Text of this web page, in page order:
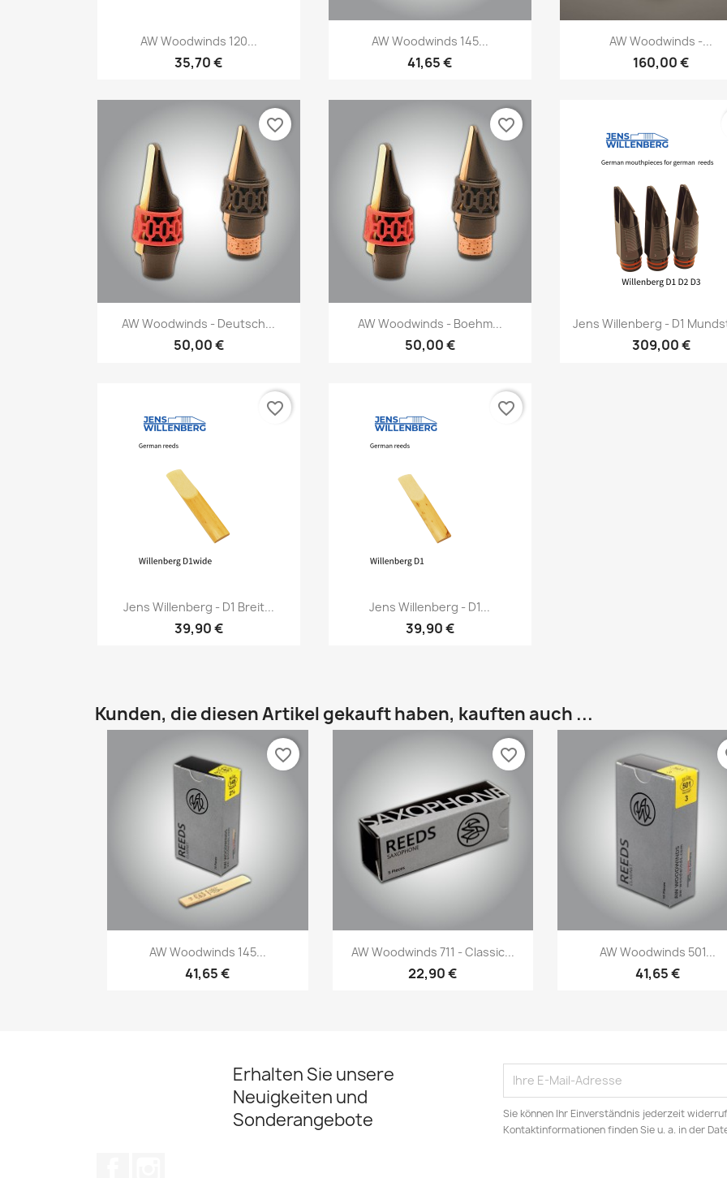
Vorschau
AW Woodwinds 120...
35,70 €
Vorschau
AW Woodwinds 145...
41,65 €
Vorschau
AW Woodwinds -...
160,00 €
Vorschau
AW Woodwinds - Deutsch...
50,00 €
favorite_border
Vorschau
AW Woodwinds - Boehm...
50,00 €
favorite_border
Vorschau
Jens Willenberg - D1
309,00 €
Vorschau
Jens Willenberg - D1 Breit...
39,90 €
favorite_border
Vorschau
Jens Willenberg - D1...
39,90 €
favorite_border
Kunden, die diesen Artikel gekauft haben, kauften auch ...
Vorschau
AW Woodwinds 145...
41,65 €
favorite_border
Vorschau
AW Woodwinds 711 - Classic...
22,90 €
favorite_border
Vorschau
AW Woodwinds 501...
41,65 €
Erhalten Sie unsere
Neuigkeiten und
Sonderangebote
Sie können Ihr Einverständnis jederzeit
Kontaktinformationen finden Sie u. a. in der